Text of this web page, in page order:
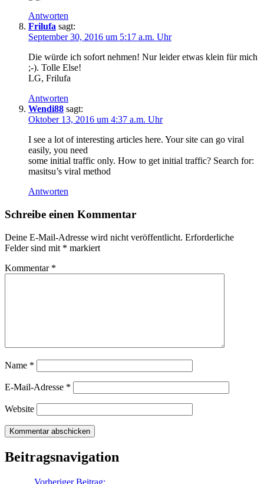
Antworten
Frilufa sagt:
September 30, 2016 um 5:17 a.m. Uhr
Die würde ich sofort nehmen! Nur leider etwas klein für mich
;-). Tolle Else!
LG, Frilufa
Antworten
Wendi88 sagt:
Oktober 13, 2016 um 4:37 a.m. Uhr
I see a lot of interesting articles here. Your site can go viral
easily, you need
some initial traffic only. How to get initial traffic? Search for:
masitsu’s viral method
Antworten
Schreibe einen Kommentar
Deine E-Mail-Adresse wird nicht veröffentlicht. Erforderliche
Felder sind mit * markiert
Kommentar *
Name *
E-Mail-Adresse *
Website
Beitragsnavigation
Vorheriger Beitrag: